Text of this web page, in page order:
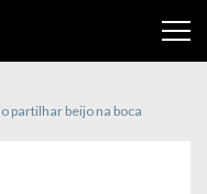
partilhar beijo na boca